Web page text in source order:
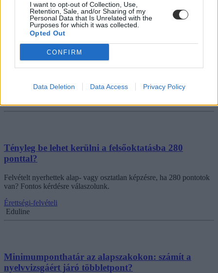
I want to opt-out of Collection, Use,
Retention, Sale, and/or Sharing of my
Personal Data that Is Unrelated with the
Purposes for which it was collected.
Opted Out
CONFIRM
Data Deletion Data Access Privacy Policy
Tényleg be lehet kerülni a felsőoktatásba 280
ponttal?
Felvételt nyerhettek alap- vagy osztatlan képzésre, ha 280 pontotok
van? Fontos kérdésre válaszolunk.
Érettségi-felvételi
Eduline
Minimumponthatár az alapszakokon: számít a
nyelvvizsgáért járó többletpont?